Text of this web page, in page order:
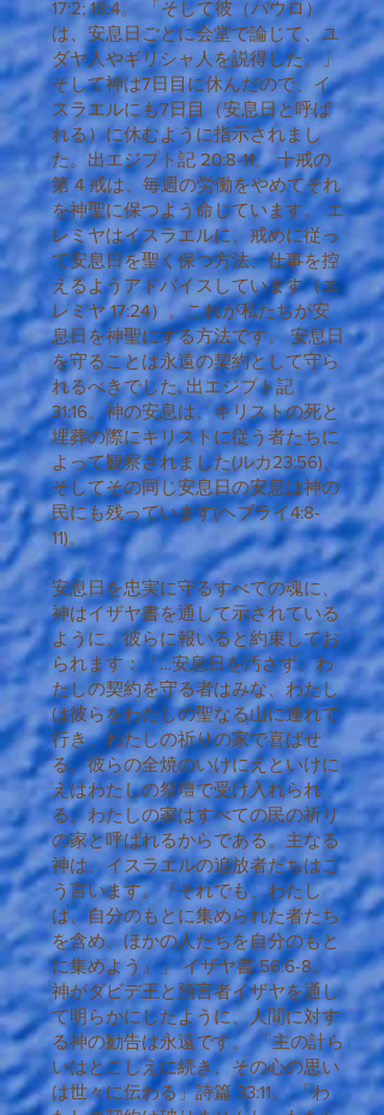
17:2; 18:4。 「そして彼（パウロ）
は、安息日ごとに会堂で論じて、ユ
ダヤ人やギリシャ人を説得した。」
そして神は7日目に休んだので、イ
スラエルにも7日目（安息日と呼ば
れる）に休むように指示されまし
た。出エジプト記 20:8-11。 十戒の
第 4 戒は、毎週の労働をやめてそれ
を神聖に保つよう命じています。 エ
レミヤはイスラエルに、戒めに従っ
て安息日を聖く保つ方法、仕事を控
えるようアドバイスしています（エ
レミヤ 17:24）。これが私たちが安
息日を神聖にする方法です。 安息日
を守ることは永遠の契約として守ら
れるべきでした, 出エジプト記
31:16。神の安息は、キリストの死と
埋葬の際にキリストに従う者たちに
よって観察されました(ルカ23:56)、
そしてその同じ安息日の安息は神の
民にも残っています(ヘブライ4:8-
11)。
安息日を忠実に守るすべての魂に、
神はイザヤ書を通して示されている
ように、彼らに報いると約束してお
られます：「…安息日を汚さず、わ
たしの契約を守る者はみな、わたし
は彼らをわたしの聖なる山に連れて
行き、わたしの祈りの家で喜ばせ
る。彼らの全焼のいけにえといけに
えはわたしの祭壇で受け入れられ
る。わたしの家はすべての民の祈り
の家と呼ばれるからである。主なる
神は、イスラエルの追放者たちはこ
う言います。『それでも、わたし
は、自分のもとに集められた者たち
を含め、ほかの人たちを自分のもと
に集めよう』」 イザヤ書 56:6-8。
神がダビデ王と預言者イザヤを通し
て明らかにしたように、人間に対す
る神の勧告は永遠です。 「主の計ら
いはとこしえに続き、その心の思い
は世々に伝わる」詩篇 33:11。 「わ